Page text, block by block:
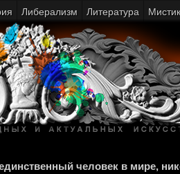
человек в мире,
Либерализм Литература